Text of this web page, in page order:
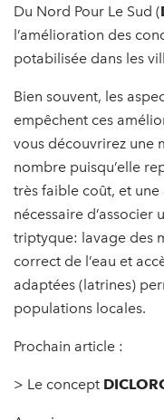
Du Nord Pour Le Sud (
l’amélioration des
potabilisée dans les
Bien souvent, les
empêchent ces
vous découvrirez une
nombre puisqu’elle
très faible coût, et
nécessaire d’associer
triptyque: lavage des
correct de l’eau et
adaptées (latrines)
populations locales.
Prochain article :
> Le concept